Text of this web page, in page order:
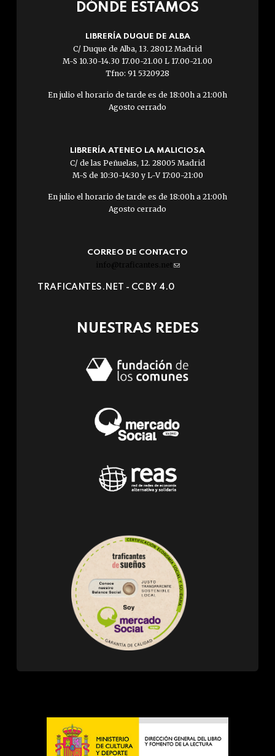
DÓNDE ESTAMOS
LIBRERÍA DUQUE DE ALBA
C/ Duque de Alba, 13. 28012 Madrid
M-S 10.30-14.30 17.00-21.00 L 17.00-21.00
Tfno: 91 5320928
En julio el horario de tarde es de 18:00h a 21:00h
Agosto cerrado
LIBRERÍA ATENEO LA MALICIOSA
C/ de las Peñuelas, 12. 28005 Madrid
M-S de 10:30-14:30 y L-V 17:00-21:00
En julio el horario de tarde es de 18:00h a 21:00h
Agosto cerrado
CORREO DE CONTACTO
info@traficantes.net (link
e-
TRAFICANTES.NET - CC BY 4.0
NUESTRAS REDES